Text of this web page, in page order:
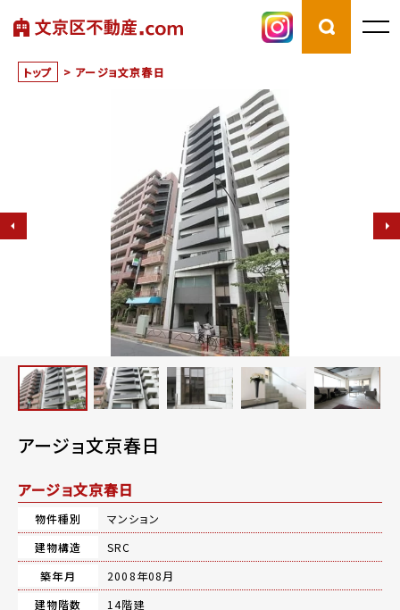
トップ > アージョ文京春日
アージョ文京春日
アージョ文京春日
物件種別
マンション
建物構造
SRC
築年月
2008年08月
建物階数
14階建